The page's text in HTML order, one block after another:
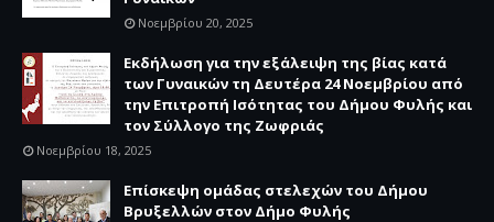
Νοεμβρίου 20, 2025
Εκδήλωση για την εξάλειψη της βίας κατά
των Γυναικών τη Δευτέρα 24 Νοεμβρίου από
την Επιτροπή Ισότητας του Δήμου Φυλής και
τον Σύλλογο της Ζωφριάς
Νοεμβρίου 18, 2025
Επίσκεψη ομάδας στελεχών του Δήμου
Βρυξελλών στον Δήμο Φυλής